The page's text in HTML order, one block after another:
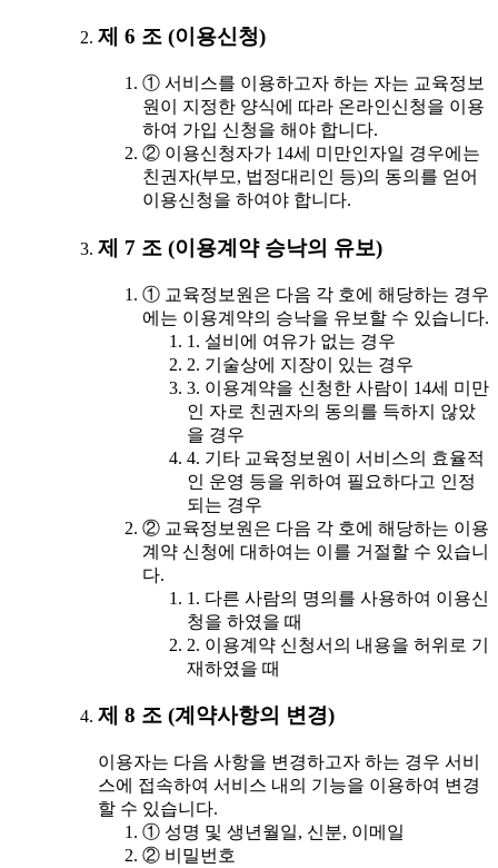
제 6 조 (이용신청)
① 서비스를 이용하고자 하는 자는 교육정보
원이 지정한 양식에 따라 온라인신청을 이용
하여 가입 신청을 해야 합니다.
② 이용신청자가 14세 미만인자일 경우에는
친권자(부모, 법정대리인 등)의 동의를 얻어
이용신청을 하여야 합니다.
제 7 조 (이용계약 승낙의 유보)
① 교육정보원은 다음 각 호에 해당하는 경우
에는 이용계약의 승낙을 유보할 수 있습니다.
1. 설비에 여유가 없는 경우
2. 기술상에 지장이 있는 경우
3. 이용계약을 신청한 사람이 14세 미만
인 자로 친권자의 동의를 득하지 않았
을 경우
4. 기타 교육정보원이 서비스의 효율적
인 운영 등을 위하여 필요하다고 인정
되는 경우
② 교육정보원은 다음 각 호에 해당하는 이용
계약 신청에 대하여는 이를 거절할 수 있습니
다.
1. 다른 사람의 명의를 사용하여 이용신
청을 하였을 때
2. 이용계약 신청서의 내용을 허위로 기
재하였을 때
제 8 조 (계약사항의 변경)
이용자는 다음 사항을 변경하고자 하는 경우 서비
스에 접속하여 서비스 내의 기능을 이용하여 변경
할 수 있습니다.
① 성명 및 생년월일, 신분, 이메일
② 비밀번호